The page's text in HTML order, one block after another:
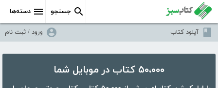
دسته‌ها جستجو
آپلود کتاب ورود / ثبت نام
۵۰،۰۰۰ کتاب در موبایل شما